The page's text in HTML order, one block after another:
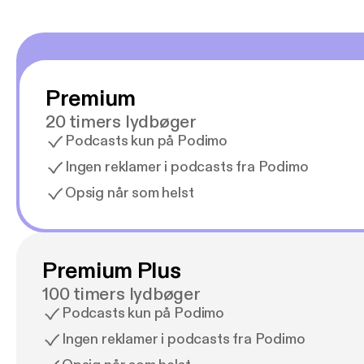
Premium
20 timers lydbøger
Podcasts kun på Podimo
Ingen reklamer i podcasts fra Podimo
Opsig når som helst
Premium Plus
100 timers lydbøger
Podcasts kun på Podimo
Ingen reklamer i podcasts fra Podimo